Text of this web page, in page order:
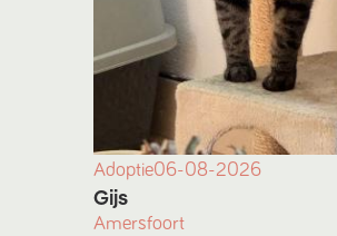
Adoptie06-08-2026
Gijs
Amersfoort